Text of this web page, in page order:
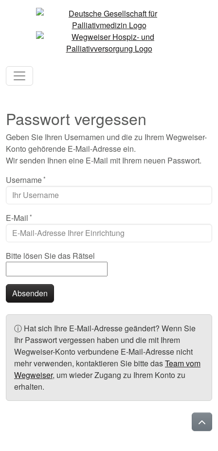
Passwort vergessen
Geben Sie Ihren Usernamen und die zu Ihrem Wegweiser-
Konto gehörende E-Mail-Adresse ein.
Wir senden Ihnen eine E-Mail mit Ihrem neuen Passwort.
Username
E-Mail
Bitte lösen Sie das Rätsel
Absenden
ⓘ Info:
Hat sich Ihre E-Mail-Adresse geändert? Wenn Sie
Ihr Passwort vergessen haben und die mit Ihrem
Wegweiser-Konto verbundene E-Mail-Adresse nicht
mehr verwenden, kontaktieren Sie bitte dasTeam vom
Wegweiser, um wieder Zugang zu Ihrem Konto zu
erhalten.